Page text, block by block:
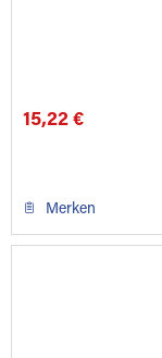
15,22 €
Merken